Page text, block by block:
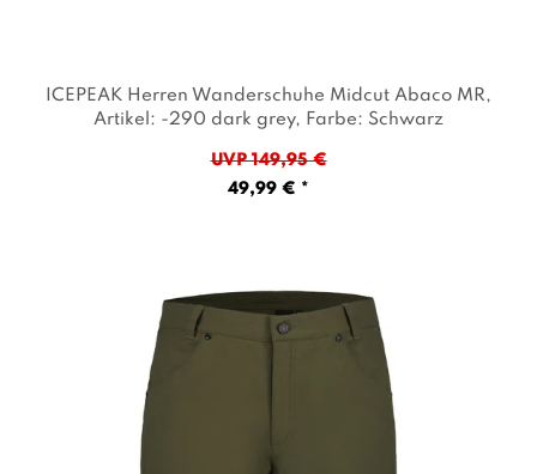
ICEPEAK Herren Wanderschuhe Midcut Abaco MR ,
Artikel: -290 dark grey, Farbe: Schwarz
UVP 149,95 €
49,99 € *